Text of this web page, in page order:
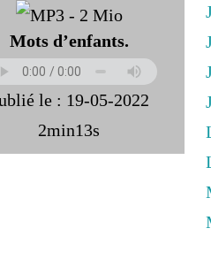
Mots d’enfants.
le : 19-05-2022
2min13s